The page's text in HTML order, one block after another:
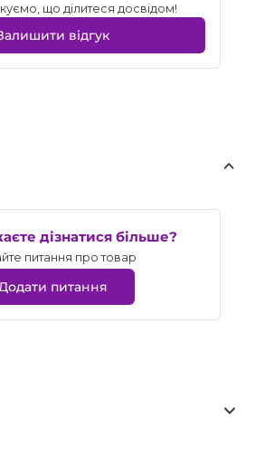
що ділитеся досвідом!
відгук
дізнатися більше?
питання про товар
питання